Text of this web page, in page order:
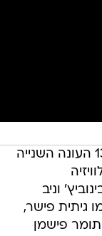
במוצאי השבת הקרובה תגיע לרשת 13 העונה השנייה
וניב
גיתית פישר,
תומר פישמן